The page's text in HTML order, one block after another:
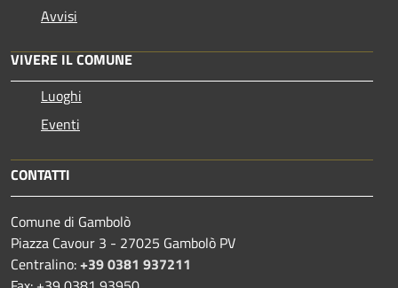
Avvisi
VIVERE IL COMUNE
Luoghi
Eventi
CONTATTI
Comune di Gambolò
Piazza Cavour 3 - 27025 Gambolò PV
Centralino:+39 0381 937211